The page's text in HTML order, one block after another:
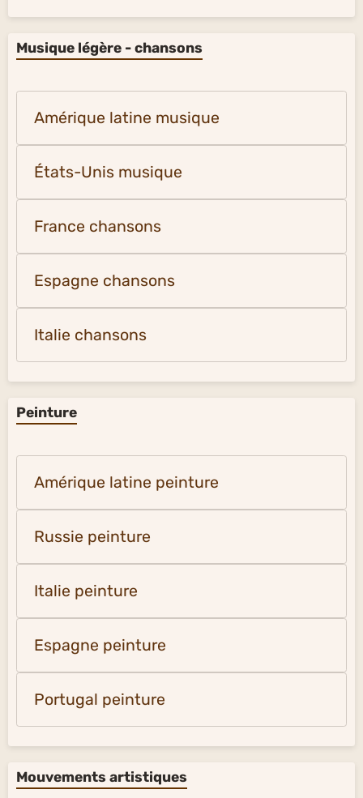
Musique légère - chansons
Amérique latine musique
États-Unis musique
France chansons
Espagne chansons
Italie chansons
Peinture
Amérique latine peinture
Russie peinture
Italie peinture
Espagne peinture
Portugal peinture
Mouvements artistiques